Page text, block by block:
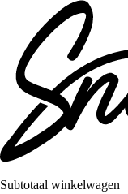
Subtotaal winkelwagen